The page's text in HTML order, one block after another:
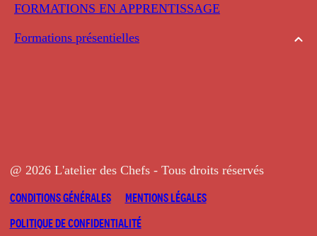
FORMATIONS EN APPRENTISSAGE
Formations présentielles
@ 2026 L'atelier des Chefs - Tous droits réservés
CONDITIONS GÉNÉRALES
MENTIONS LÉGALES
POLITIQUE DE CONFIDENTIALITÉ